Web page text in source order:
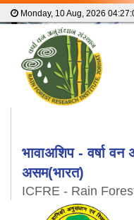
Monday, 10 Aug, 2026
भावाअशिप - वर्षा
असम(भारत)
ICFRE - Rain